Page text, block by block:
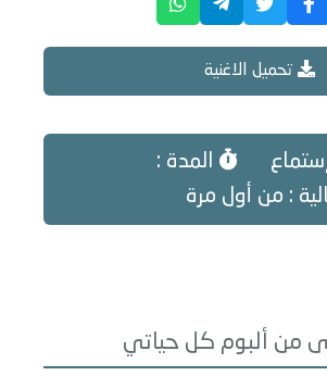
تحميل الاغنية
المدة :
: من أول مرة
من ألبوم كل حياتي